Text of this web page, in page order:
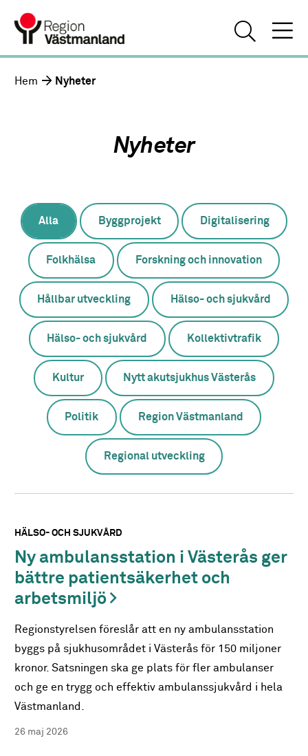
Hem Nyheter
Nyheter
Alla Byggprojekt Digitalisering
Folkhälsa Forskning och innovation
Hållbar utveckling Hälso- och sjukvård
Hälso- och sjukvård Kollektivtrafik
Kultur Nytt akutsjukhus Västerås
Politik Region Västmanland
Regional utveckling
HÄLSO- OCH SJUKVÅRD
Ny ambulansstation i Västerås ger
bättre patientsäkerhet och
arbetsmiljö
Regionstyrelsen föreslår att en ny ambulansstation
byggs på sjukhusområdet i Västerås för 150 miljoner
kronor. Satsningen ska ge plats för fler ambulanser
och ge en trygg och effektiv ambulanssjukvård i hela
Västmanland.
26 maj 2026